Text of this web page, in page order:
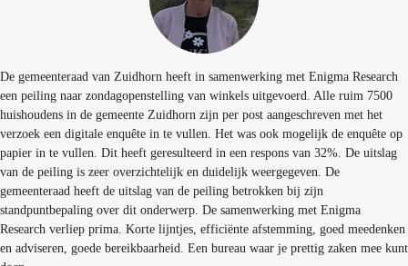
De gemeenteraad van Zuidhorn heeft in samenwerking met Enigma Research
een peiling naar zondagopenstelling van winkels uitgevoerd. Alle ruim 7500
huishoudens in de gemeente Zuidhorn zijn per post aangeschreven met het
verzoek een digitale enquête in te vullen. Het was ook mogelijk de enquête op
papier in te vullen. Dit heeft geresulteerd in een respons van 32%. De uitslag
van de peiling is zeer overzichtelijk en duidelijk weergegeven. De
gemeenteraad heeft de uitslag van de peiling betrokken bij zijn
standpuntbepaling over dit onderwerp. De samenwerking met Enigma
Research verliep prima. Korte lijntjes, efficiënte afstemming, goed meedenken
en adviseren, goede bereikbaarheid. Een bureau waar je prettig zaken mee kunt